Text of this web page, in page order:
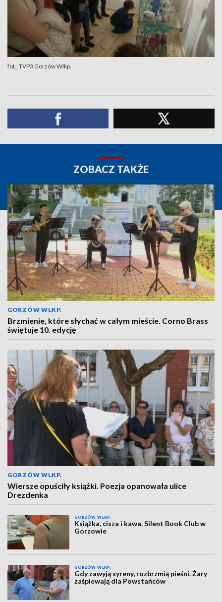
fot.: TVP3 Gorzów Wlkp.
ZOBACZ TAKŻE
GORZÓW WLKP.
Brzmienie, które słychać w całym mieście. Corno Brass
świętuje 10. edycję
GORZÓW WLKP.
Wiersze opuściły książki. Poezja opanowała ulice
Drezdenka
GORZÓW WLKP.
Książka, cisza i kawa. Silent Book Club w
Gorzowie
GORZÓW WLKP.
Gdy zawyją syreny, rozbrzmią pieśni. Żary
zaśpiewają dla Powstańców